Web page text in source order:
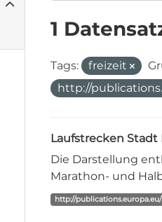
1
Tags: freizeit
http://
Laufstrecken Stadt
Die Darstellung
Marathon- und
http://